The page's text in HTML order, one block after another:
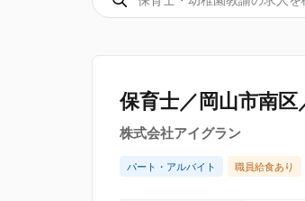
保育士／岡山市南
株式会社アイグラン
パート・アルバイト 職員給食あり